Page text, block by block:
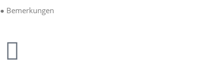
● Bemerkungen